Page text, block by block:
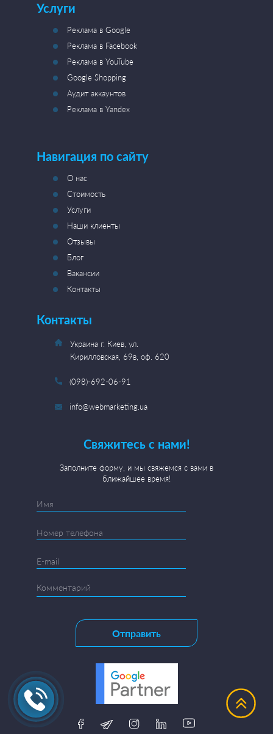
Услуги
Реклама в Google
Реклама в Facebook
Реклама в YouTube
Google Shopping
Аудит аккаунтов
Реклама в Yandex
Навигация по сайту
О нас
Стоимость
Услуги
Наши клиенты
Отзывы
Блог
Вакансии
Контакты
Контакты
Украина г. Киев, ул.
Кирилловская, 69в, оф. 620
(098)-692-06-91
info@webmarketing.ua
Свяжитесь с нами!
Заполните форму, и мы свяжемся с вами в
ближайшее время!
Отправить